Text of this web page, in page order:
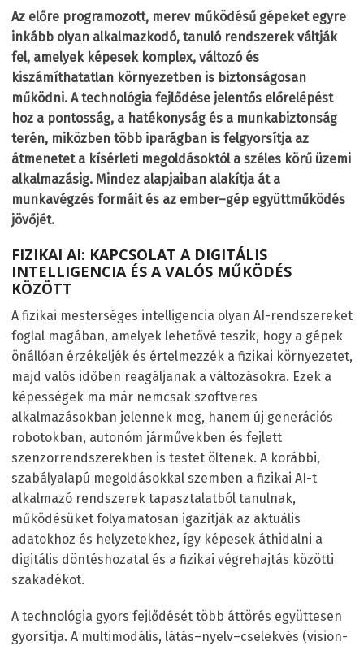
Az előre programozott, merev működésű gépeket egyre
inkább olyan alkalmazkodó, tanuló rendszerek váltják
fel, amelyek képesek komplex, változó és
kiszámíthatatlan környezetben is biztonságosan
működni. A technológia fejlődése jelentős előrelépést
hoz a pontosság, a hatékonyság és a munkabiztonság
terén, miközben több iparágban is felgyorsítja az
átmenetet a kísérleti megoldásoktól a széles körű üzemi
alkalmazásig. Mindez alapjaiban alakítja át a
munkavégzés formáit és az ember–gép együttműködés
jövőjét.
FIZIKAI AI: KAPCSOLAT A DIGITÁLIS
INTELLIGENCIA ÉS A VALÓS MŰKÖDÉS
KÖZÖTT
A fizikai mesterséges intelligencia olyan AI-rendszereket
foglal magában, amelyek lehetővé teszik, hogy a gépek
önállóan érzékeljék és értelmezzék a fizikai környezetet,
majd valós időben reagáljanak a változásokra. Ezek a
képességek ma már nemcsak szoftveres
alkalmazásokban jelennek meg, hanem új generációs
robotokban, autonóm járművekben és fejlett
szenzorrendszerekben is testet öltenek. A korábbi,
szabályalapú megoldásokkal szemben a fizikai AI-t
alkalmazó rendszerek tapasztalatból tanulnak,
működésüket folyamatosan igazítják az aktuális
adatokhoz és helyzetekhez, így képesek áthidalni a
digitális döntéshozatal és a fizikai végrehajtás közötti
szakadékot.
A technológia gyors fejlődését több áttörés együttesen
gyorsítja. A multimodális, látás–nyelv–cselekvés (vision-